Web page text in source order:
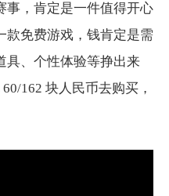
事，肯定是一件值得开心
款免费游戏，钱肯定是需
具、个性体验等挣出来
162 块人民币去购买，